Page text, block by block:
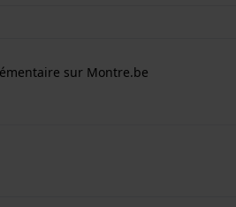
sur Montre.be